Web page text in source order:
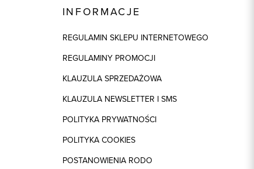
70% Wiskoza, 27% Poliamid, 3% Elastan
1: 94% Poliester, 1: 6% Elastan
regular
INFORMACJE
REGULAMIN SKLEPU INTERNETOWEGO
REGULAMINY PROMOCJI
KLAUZULA SPRZEDAŻOWA
KLAUZULA NEWSLETTER I SMS
POLITYKA PRYWATNOŚCI
POLITYKA COOKIES
POSTANOWIENIA RODO